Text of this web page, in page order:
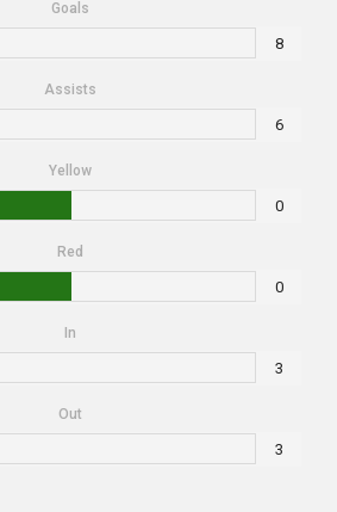
Goals
8
Assists
6
Yellow
0
Red
0
In
3
Out
3